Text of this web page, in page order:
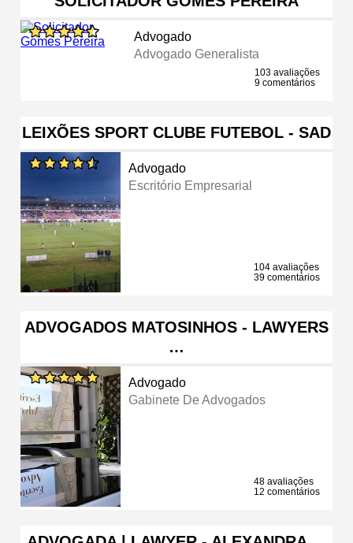
Advogado
Advogado Generalista
103 avaliações
9 comentários
LEIXÕES SPORT CLUBE FUTEBOL - SAD
Advogado
Escritório Empresarial
104 avaliações
39 comentários
ADVOGADOS MATOSINHOS - LAWYERS
…
Advogado
Gabinete De Advogados
48 avaliações
12 comentários